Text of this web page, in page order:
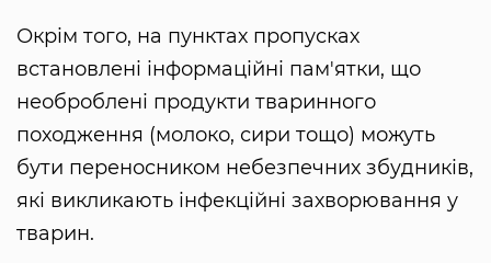
Окрім того, на пунктах пропусках
встановлені інформаційні пам'ятки, що
необроблені продукти тваринного
походження (молоко, сири тощо) можуть
бути переносником небезпечних збудників,
які викликають інфекційні захворювання у
тварин.